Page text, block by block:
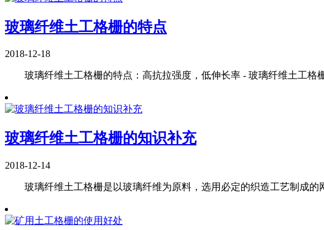
玻璃纤维土工格栅的特点
2018-12-18
玻璃纤维土工格栅的特点：高抗拉强度，低伸长率 - 玻璃纤维土工格栅
玻璃纤维土工格栅的知识补充
2018-12-14
玻璃纤维土工格栅是以玻璃纤维为原料，选用必定的织造工艺制成的网